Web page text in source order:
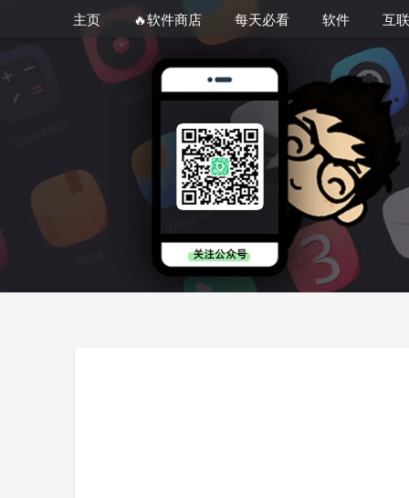
主页 🔥软件商店 每天必看 软件 互